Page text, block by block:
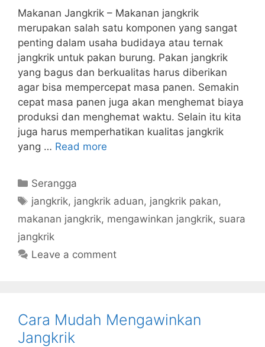
Makanan Jangkrik – Makanan jangkrik
merupakan salah satu komponen yang sangat
penting dalam usaha budidaya atau ternak
jangkrik untuk pakan burung. Pakan jangkrik
yang bagus dan berkualitas harus diberikan
agar bisa mempercepat masa panen. Semakin
cepat masa panen juga akan menghemat biaya
produksi dan menghemat waktu. Selain itu kita
juga harus memperhatikan kualitas jangkrik
yang … Read more
Categories
Serangga
Tags
jangkrik, jangkrik aduan, jangkrik pakan,
makanan jangkrik, mengawinkan jangkrik, suara
jangkrik
Leave a comment
Cara Mudah Mengawinkan
Jangkrik